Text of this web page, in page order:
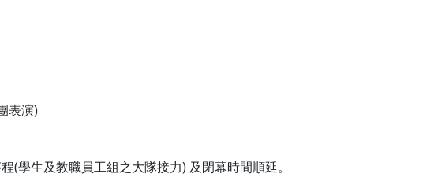
表演)
學生及教職員工組之大隊接力) 及閉幕時間順延。